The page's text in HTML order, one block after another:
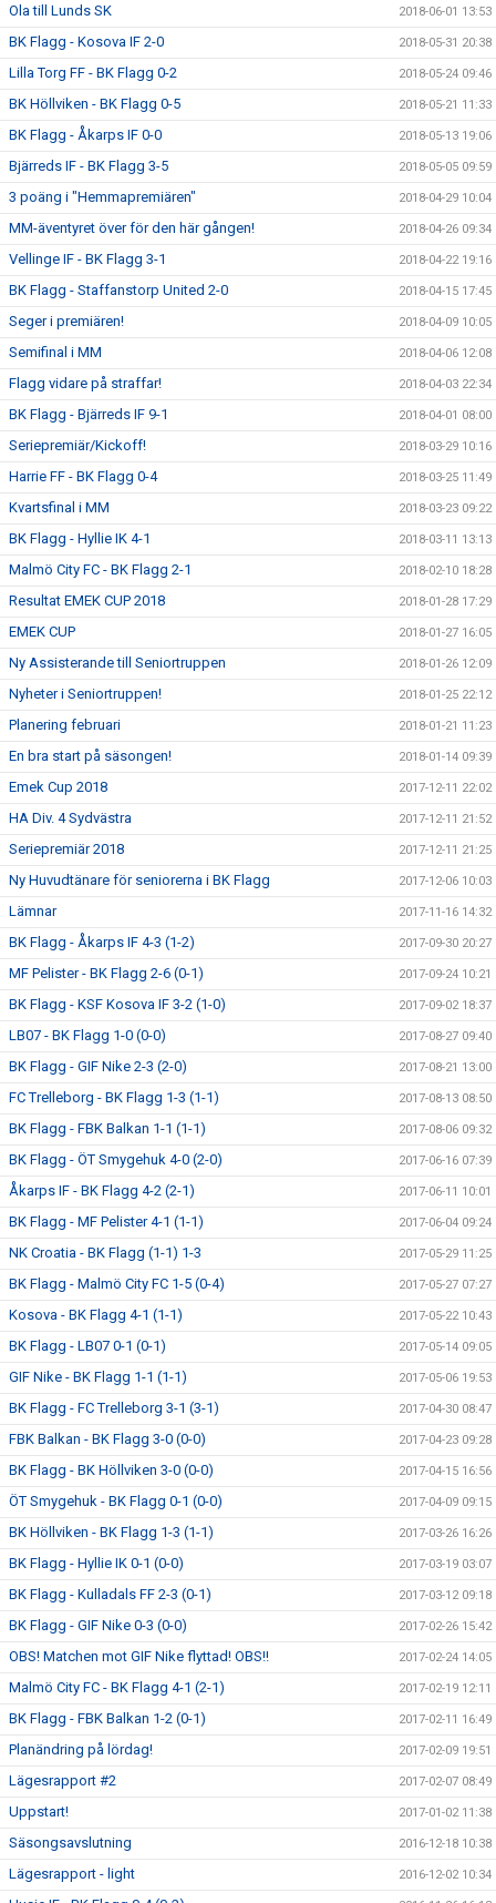
Ola till Lunds SK 2018-06-01 13:53
BK Flagg - Kosova IF 2-0 2018-05-31 20:38
Lilla Torg FF - BK Flagg 0-2 2018-05-24 09:46
BK Höllviken - BK Flagg 0-5 2018-05-21 11:33
BK Flagg - Åkarps IF 0-0 2018-05-13 19:06
Bjärreds IF - BK Flagg 3-5 2018-05-05 09:59
3 poäng i "Hemmapremiären" 2018-04-29 10:04
MM-äventyret över för den här gången! 2018-04-26 09:34
Vellinge IF - BK Flagg 3-1 2018-04-22 19:16
BK Flagg - Staffanstorp United 2-0 2018-04-15 17:45
Seger i premiären! 2018-04-09 10:05
Semifinal i MM 2018-04-06 12:08
Flagg vidare på straffar! 2018-04-03 22:34
BK Flagg - Bjärreds IF 9-1 2018-04-01 08:00
Seriepremiär/Kickoff! 2018-03-29 10:16
Harrie FF - BK Flagg 0-4 2018-03-25 11:49
Kvartsfinal i MM 2018-03-23 09:22
BK Flagg - Hyllie IK 4-1 2018-03-11 13:13
Malmö City FC - BK Flagg 2-1 2018-02-10 18:28
Resultat EMEK CUP 2018 2018-01-28 17:29
EMEK CUP 2018-01-27 16:05
Ny Assisterande till Seniortruppen 2018-01-26 12:09
Nyheter i Seniortruppen! 2018-01-25 22:12
Planering februari 2018-01-21 11:23
En bra start på säsongen! 2018-01-14 09:39
Emek Cup 2018 2017-12-11 22:02
HA Div. 4 Sydvästra 2017-12-11 21:52
Seriepremiär 2018 2017-12-11 21:25
Ny Huvudtänare för seniorerna i BK Flagg 2017-12-06 10:03
Lämnar 2017-11-16 14:32
BK Flagg - Åkarps IF 4-3 (1-2) 2017-09-30 20:27
MF Pelister - BK Flagg 2-6 (0-1) 2017-09-24 10:21
BK Flagg - KSF Kosova IF 3-2 (1-0) 2017-09-02 18:37
LB07 - BK Flagg 1-0 (0-0) 2017-08-27 09:40
BK Flagg - GIF Nike 2-3 (2-0) 2017-08-21 13:00
FC Trelleborg - BK Flagg 1-3 (1-1) 2017-08-13 08:50
BK Flagg - FBK Balkan 1-1 (1-1) 2017-08-06 09:32
BK Flagg - ÖT Smygehuk 4-0 (2-0) 2017-06-16 07:39
Åkarps IF - BK Flagg 4-2 (2-1) 2017-06-11 10:01
BK Flagg - MF Pelister 4-1 (1-1) 2017-06-04 09:24
NK Croatia - BK Flagg (1-1) 1-3 2017-05-29 11:25
BK Flagg - Malmö City FC 1-5 (0-4) 2017-05-27 07:27
Kosova - BK Flagg 4-1 (1-1) 2017-05-22 10:43
BK Flagg - LB07 0-1 (0-1) 2017-05-14 09:05
GIF Nike - BK Flagg 1-1 (1-1) 2017-05-06 19:53
BK Flagg - FC Trelleborg 3-1 (3-1) 2017-04-30 08:47
FBK Balkan - BK Flagg 3-0 (0-0) 2017-04-23 09:28
BK Flagg - BK Höllviken 3-0 (0-0) 2017-04-15 16:56
ÖT Smygehuk - BK Flagg 0-1 (0-0) 2017-04-09 09:15
BK Höllviken - BK Flagg 1-3 (1-1) 2017-03-26 16:26
BK Flagg - Hyllie IK 0-1 (0-0) 2017-03-19 03:07
BK Flagg - Kulladals FF 2-3 (0-1) 2017-03-12 09:18
BK Flagg - GIF Nike 0-3 (0-0) 2017-02-26 15:42
OBS! Matchen mot GIF Nike flyttad! OBS!! 2017-02-24 14:05
Malmö City FC - BK Flagg 4-1 (2-1) 2017-02-19 12:11
BK Flagg - FBK Balkan 1-2 (0-1) 2017-02-11 16:49
Planändring på lördag! 2017-02-09 19:51
Lägesrapport #2 2017-02-07 08:49
Uppstart! 2017-01-02 11:38
Säsongsavslutning 2016-12-18 10:38
Lägesrapport - light 2016-12-02 10:34